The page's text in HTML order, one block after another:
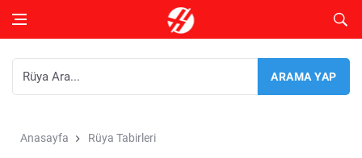
Anasayfa Rüya Tabirleri